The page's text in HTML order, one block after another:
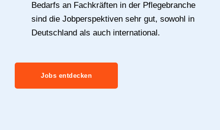
Bedarfs an Fachkräften in der Pflegebranche
sind die Jobperspektiven sehr gut, sowohl in
Deutschland als auch international.
Jobs entdecken